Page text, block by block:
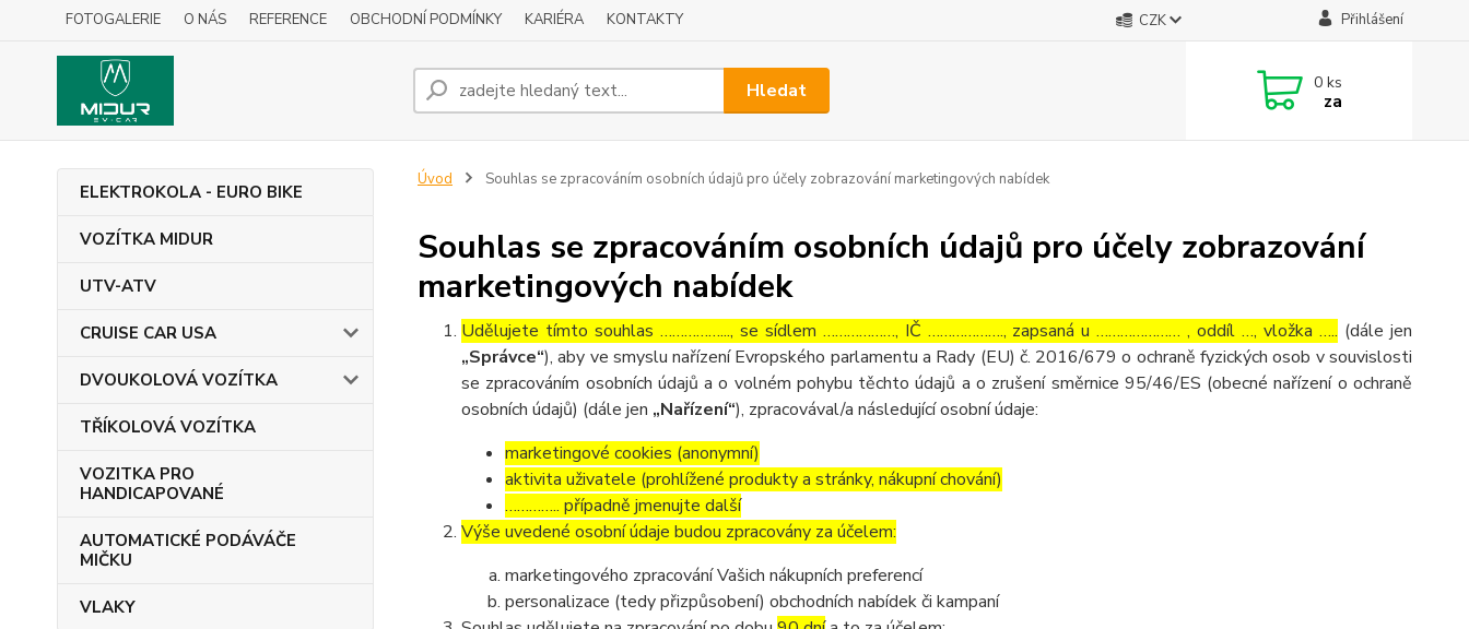
FOTOGALERIE O NÁS REFERENCE OBCHODNÍ PODMÍNKY KARIÉRA KONTAKTY CZK Přihlášení
Hledat 0 ks
za
ELEKTROKOLA - EURO BIKE
VOZÍTKA MIDUR
UTV-ATV
CRUISE CAR USA
DVOUKOLOVÁ VOZÍTKA
TŘÍKOLOVÁ VOZÍTKA
VOZITKA PRO
HANDICAPOVANÉ
AUTOMATICKÉ PODÁVÁČE
MIČKU
VLAKY
Úvod Souhlas se zpracováním osobních údajů pro účely zobrazování marketingových nabídek
Souhlas se zpracováním osobních údajů pro účely zobrazování
marketingových nabídek
Udělujete tímto souhlas ……………..., se sídlem ………………, IČ ………………., zapsaná u ………………… , oddíl …, vložka ….. (dále jen
„Správce“), aby ve smyslu nařízení Evropského parlamentu a Rady (EU) č. 2016/679 o ochraně fyzických osob v souvislosti
se zpracováním osobních údajů a o volném pohybu těchto údajů a o zrušení směrnice 95/46/ES (obecné nařízení o ochraně
osobních údajů) (dále jen „Nařízení“), zpracovával/a následující osobní údaje:
marketingové cookies (anonymní)
aktivita uživatele (prohlížené produkty a stránky, nákupní chování)
………….. případně jmenujte další
Výše uvedené osobní údaje budou zpracovány za účelem:
marketingového zpracování Vašich nákupních preferencí
personalizace (tedy přizpůsobení) obchodních nabídek či kampaní